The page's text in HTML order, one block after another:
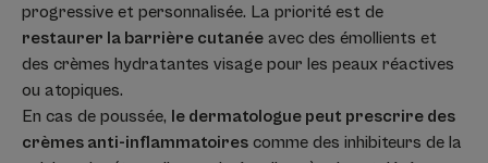
progressive et personnalisée. La priorité est de
restaurer la barrière cutanée avec des émollients et
des crèmes hydratantes visage pour les peaux réactives
ou atopiques.
En cas de poussée, le dermatologue peut prescrire des
crèmes anti-inflammatoires comme des inhibiteurs de la